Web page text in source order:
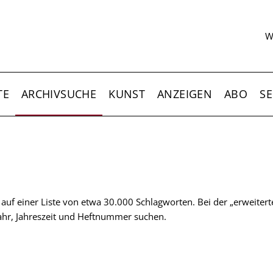
ARCHIVSUCHE KUNST ANZEIGEN ABO
einer Liste von etwa 30.000 Schlagworten. Bei der
Jahreszeit und Heftnummer suchen.